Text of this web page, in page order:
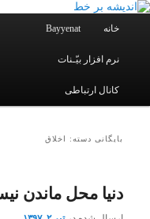
پرش
محتوای
پرش
محتوای
یادداشتهای یک معلم در باب
خانه Bayyenat
نرم افزار بیّـنات
کانال ارتباطی
بایگانی دسته: اخلاق
دنیا محل ماندن